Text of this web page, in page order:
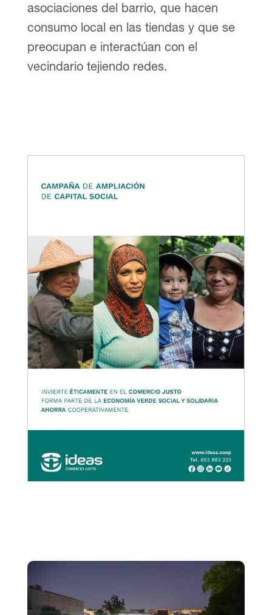
asociaciones del barrio, que hacen
consumo local en las tiendas y que se
preocupan e interactúan con el
vecindario tejiendo redes.